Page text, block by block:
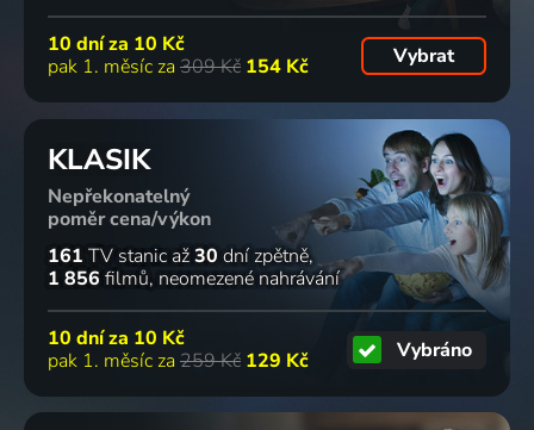
10 dní za 10 Kč
pak 1. měsíc za 309 Kč 154 Kč Vybrat
KLASIK
Nepřekonatelný
poměr cena/výkon
161 TV stanic až30 dní zpětně
1 856 filmů neomezené nahrávání
10 dní za 10 Kč
pak 1. měsíc za 259 Kč 129 Kč Vybráno